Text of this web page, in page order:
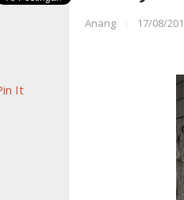
Anang 17/08/
It